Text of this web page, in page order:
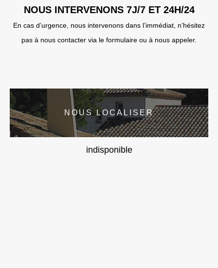
NOUS INTERVENONS 7J/7 ET 24H/24
En cas d’urgence, nous intervenons dans l’immédiat, n’hésitez
pas à nous contacter via le formulaire ou à nous appeler.
NOUS LOCALISER
indisponible